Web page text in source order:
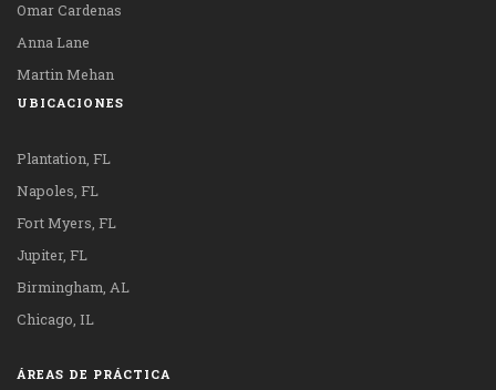
Omar Cardenas
Anna Lane
Martin Mehan
UBICACIONES
Plantation, FL
Napoles, FL
Fort Myers, FL
Jupiter, FL
Birmingham, AL
Chicago, IL
ÁREAS DE PRÁCTICA